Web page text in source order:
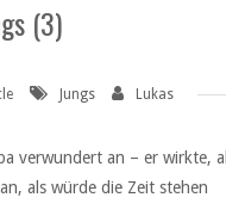
(3)
Jungs Lukas
an – er wirkte,
als würde die Zeit stehen